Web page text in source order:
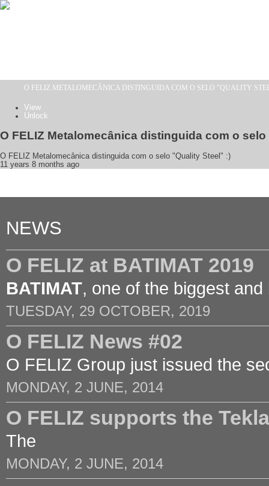
Skip to main content
O FELIZ METALOMECÂNICA DISTINGUIDA COM O SELO "QUALITY
Primary tabs
View
Unlock
O FELIZ Metalomecânica distinguida com o
O FELIZ Metalomecânica distinguida com o selo "Quality Steel" :)
11 years 8 months ago
NEWS
O FELIZ at BATIMAT 2019
BATIMAT, one of the biggest and
TUESDAY, 29 OCTOBER, 2019
O FELIZ News #02
O FELIZ Group just issued the
MONDAY, 2 JUNE, 2014
O FELIZ supports the
The
MONDAY, 2 JUNE, 2014